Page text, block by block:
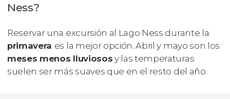
Ness?
Reservar una excursión al Lago Ness durante la
primavera es la mejor opción. Abril y mayo son los
meses menos lluviosos y las temperaturas
suelen ser más suaves que en el resto del año.